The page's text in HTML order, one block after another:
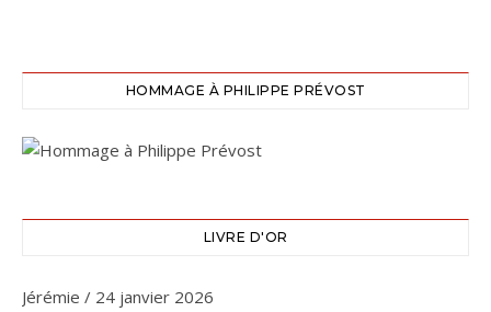
HOMMAGE À PHILIPPE PRÉVOST
LIVRE D'OR
Jérémie / 24 janvier 2026